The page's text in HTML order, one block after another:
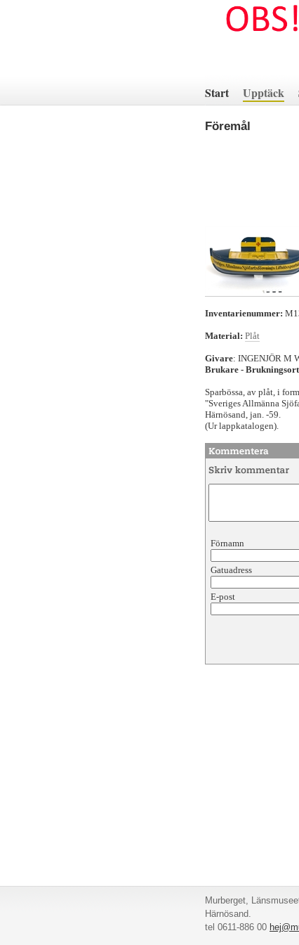
innehåll
Start Upptäck
Föremål
Inventarienummer:
Material: Plåt
Givare: INGENJÖR M
Brukare - Brukningsort
Sparbössa, av plåt, i
"Sveriges Allmänna
Härnösand, jan. -59.
(Ur lappkatalogen).
Förnamn
Gatuadress
E-post
Murberget,
Härnösand.
tel 0611-886 00